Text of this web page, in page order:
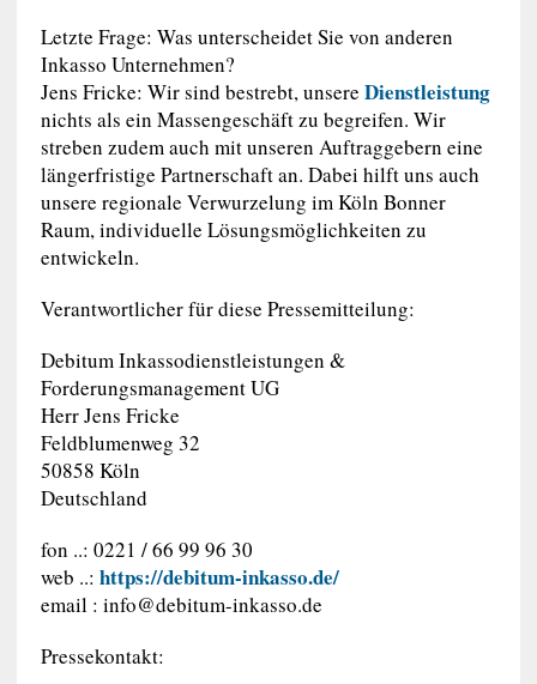
Letzte Frage: Was unterscheidet Sie von anderen
Inkasso Unternehmen?
Jens Fricke: Wir sind bestrebt, unsere Dienstleistung
nichts als ein Massengeschäft zu begreifen. Wir
streben zudem auch mit unseren Auftraggebern eine
längerfristige Partnerschaft an. Dabei hilft uns auch
unsere regionale Verwurzelung im Köln Bonner
Raum, individuelle Lösungsmöglichkeiten zu
entwickeln.
Verantwortlicher für diese Pressemitteilung:
Debitum Inkassodienstleistungen &
Forderungsmanagement UG
Herr Jens Fricke
Feldblumenweg 32
50858 Köln
Deutschland
fon ..: 0221 / 66 99 96 30
web ..: https://debitum-inkasso.de/
email : info@debitum-inkasso.de
Pressekontakt: